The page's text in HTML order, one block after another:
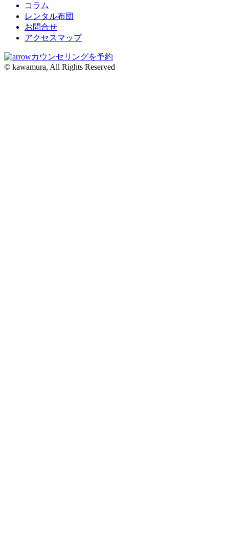
コラム
レンタル布団
お問合せ
アクセスマップ
カウンセリングを予約
© kawamura, All Rights Reserved